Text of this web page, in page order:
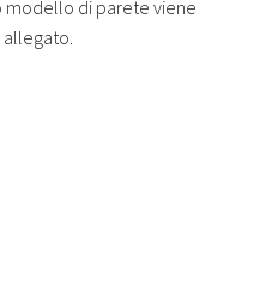
modello di parete viene
allegato.